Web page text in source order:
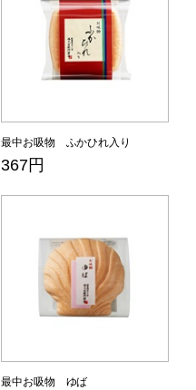
最中お吸物 ふかひれ入り
367円
最中お吸物 ゆば